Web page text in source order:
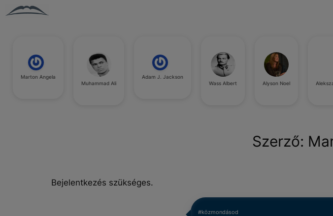
Marton Angela
Muhammad Ali
Adam J. Jackson
Wass Albert
Alyson Noel
Szerző:
Bejelentkezés szükséges.
#közmondásod